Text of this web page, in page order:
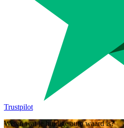
Trustpilot
Weten wat je huidige auto waard is?